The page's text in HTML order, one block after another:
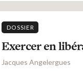
DOSSIER
Exercer en
Jacques Angelergues